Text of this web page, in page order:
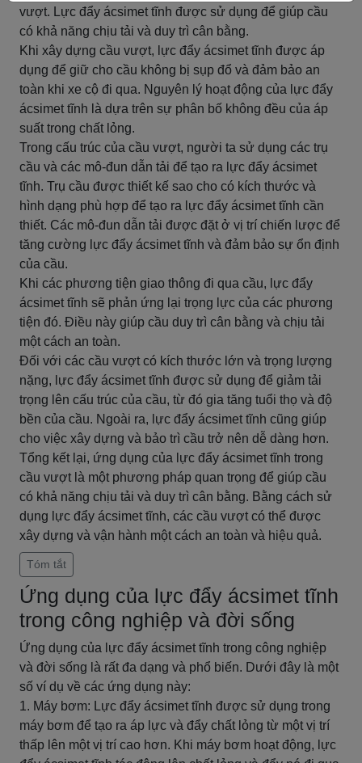
vượt. Lực đẩy ácsimet tĩnh được sử dụng để giúp cầu
có khả năng chịu tải và duy trì cân bằng.
Khi xây dựng cầu vượt, lực đẩy ácsimet tĩnh được áp
dụng để giữ cho cầu không bị sụp đổ và đảm bảo an
toàn khi xe cộ đi qua. Nguyên lý hoạt động của lực đẩy
ácsimet tĩnh là dựa trên sự phân bố không đều của áp
suất trong chất lỏng.
Trong cấu trúc của cầu vượt, người ta sử dụng các trụ
cầu và các mô-đun dẫn tải để tạo ra lực đẩy ácsimet
tĩnh. Trụ cầu được thiết kế sao cho có kích thước và
hình dạng phù hợp để tạo ra lực đẩy ácsimet tĩnh cần
thiết. Các mô-đun dẫn tải được đặt ở vị trí chiến lược để
tăng cường lực đẩy ácsimet tĩnh và đảm bảo sự ổn định
của cầu.
Khi các phương tiện giao thông đi qua cầu, lực đẩy
ácsimet tĩnh sẽ phản ứng lại trọng lực của các phương
tiện đó. Điều này giúp cầu duy trì cân bằng và chịu tải
một cách an toàn.
Đối với các cầu vượt có kích thước lớn và trọng lượng
nặng, lực đẩy ácsimet tĩnh được sử dụng để giảm tải
trọng lên cấu trúc của cầu, từ đó gia tăng tuổi thọ và độ
bền của cầu. Ngoài ra, lực đẩy ácsimet tĩnh cũng giúp
cho việc xây dựng và bảo trì cầu trở nên dễ dàng hơn.
Tổng kết lại, ứng dụng của lực đẩy ácsimet tĩnh trong
cầu vượt là một phương pháp quan trọng để giúp cầu
có khả năng chịu tải và duy trì cân bằng. Bằng cách sử
dụng lực đẩy ácsimet tĩnh, các cầu vượt có thể được
xây dựng và vận hành một cách an toàn và hiệu quả.
Tóm tắt
Ứng dụng của lực đẩy ácsimet tĩnh
trong công nghiệp và đời sống
Ứng dụng của lực đẩy ácsimet tĩnh trong công nghiệp
và đời sống là rất đa dạng và phổ biến. Dưới đây là một
số ví dụ về các ứng dụng này:
1. Máy bơm: Lực đẩy ácsimet tĩnh được sử dụng trong
máy bơm để tạo ra áp lực và đẩy chất lỏng từ một vị trí
thấp lên một vị trí cao hơn. Khi máy bơm hoạt động, lực